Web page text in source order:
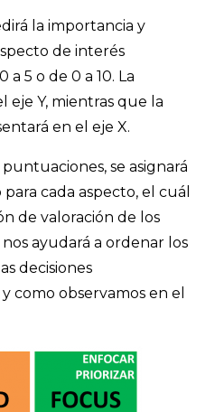
la importancia y
de interés
a 5 o de 0 a 10. La
eje Y, mientras que la
en el eje X.
se asignará
cada aspecto, el cuál
de valoración de los
ayudará a ordenar los
decisiones
como observamos en el